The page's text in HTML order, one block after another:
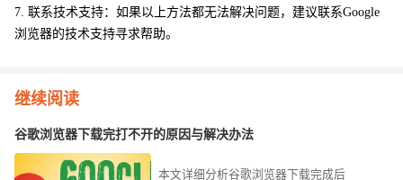
7. 联系技术支持：如果以上方法都无法解决问题，建议联系Google
浏览器的技术支持寻求帮助。
继续阅读
谷歌浏览器下载完打不开的原因与解决办法
本文详细分析谷歌浏览器下载完成后